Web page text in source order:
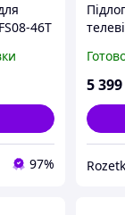
46T
97%
5 399